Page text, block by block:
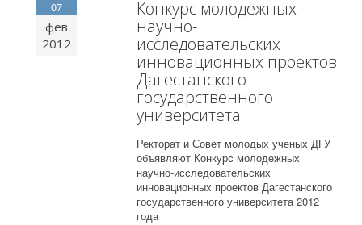
07
фев
2012
Конкурс молодежных
научно-
исследовательских
инновационных проектов
Дагестанского
государственного
университета
Ректорат и Совет молодых ученых ДГУ
объявляют Конкурс молодежных
научно-исследовательских
инновационных проектов Дагестанского
государственного университета 2012
года